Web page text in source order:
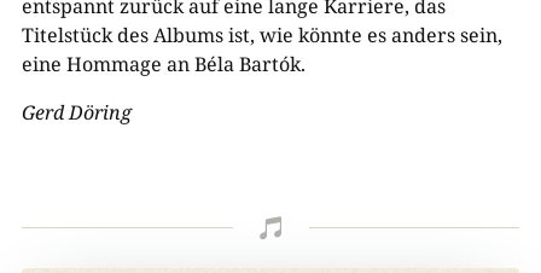
entspannt zurück auf eine lange Karriere, das
Titelstück des Albums ist, wie könnte es anders sein,
eine Hommage an Béla Bartók.
Gerd Döring
